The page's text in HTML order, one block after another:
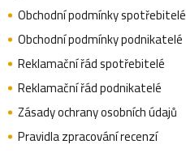
u
a
t
Obchodní podmínky spotřebitelé
Obchodní podmínky podnikatelé
Reklamační řád spotřebitelé
Reklamační řád podnikatelé
Zásady ochrany osobních údajů
Pravidla zpracování recenzí